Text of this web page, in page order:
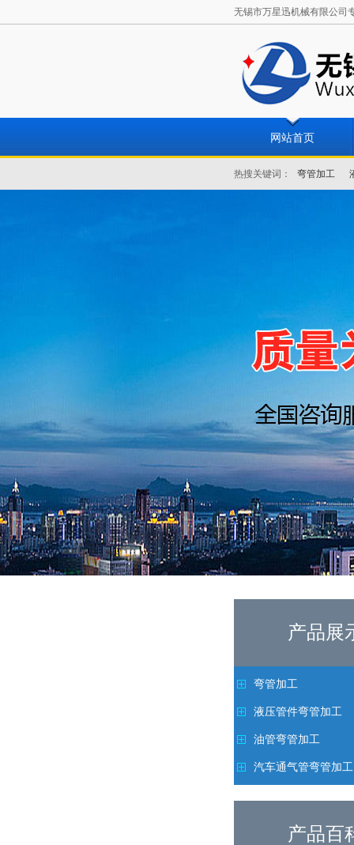
无锡市万星迅机械有限公司
网站首页
热搜关键词： 弯管加工
产品展
弯管加工
液压管件弯管加工
油管弯管加工
汽车通气管弯管加工
产品百